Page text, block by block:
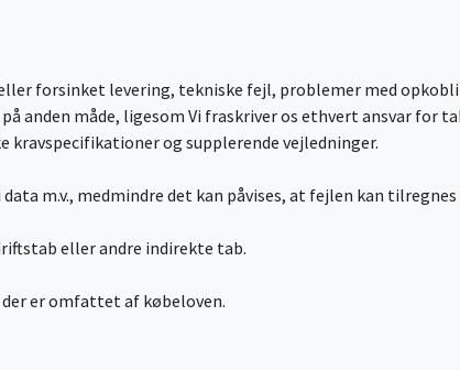
forsinket levering, tekniske fejl, problemer med
måde, ligesom Vi fraskriver os ethvert ansvar for
kravspecifikationer og supplerende vejledninger.
m.v., medmindre det kan påvises, at fejlen kan tilregnes
eller andre indirekte tab.
er omfattet af købeloven.